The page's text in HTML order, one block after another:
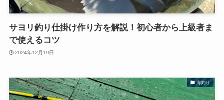
サヨリ釣り仕掛け作り方を解説！初心者から上級者ま
で使えるコツ
2024年12月19日
海釣り